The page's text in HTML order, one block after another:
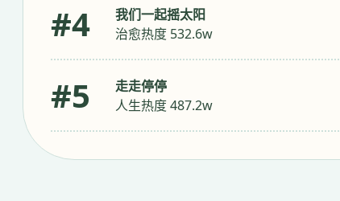
#4
我们一起摇太阳
治愈热度 532.6w
#5
走走停停
人生热度 487.2w